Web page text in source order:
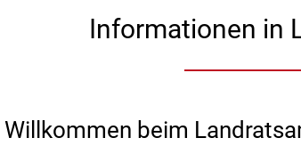
Informationen in
Willkommen beim